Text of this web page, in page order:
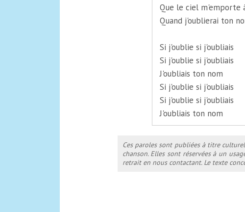
Que le ciel m'emporte
Quand j'oublierai ton
Si j'oublie si j'oubliais
Si j'oublie si j'oubliais
J'oubliais ton nom
Si j'oublie si j'oubliais
Si j'oublie si j'oubliais
J'oubliais ton nom
Ces paroles sont publiées à titre
chanson. Elles sont réservées à un
retrait en nous contactant. Le texte